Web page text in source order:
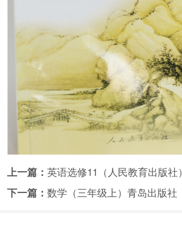
上一篇： 英语选修11（人民教育出版社）
下一篇： 数学（三年级上）青岛出版社